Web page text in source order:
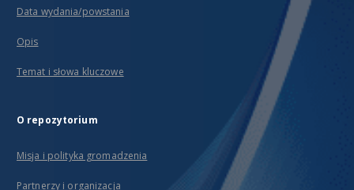
Data wydania/powstania
Opis
Temat i słowa kluczowe
O repozytorium
Misja i polityka gromadzenia
Partnerzy i organizacja